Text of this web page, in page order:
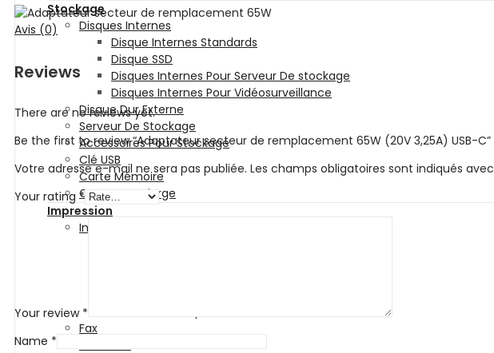
Stockage
Disques Internes
Disque Internes Standards
Disque SSD
Disques Internes Pour Serveur De stockage
Disques Internes Pour Vidéosurveillance
Disque Dur Externe
Serveur De Stockage
Accessoires Pour Stockage
Clé USB
Carte Mémoire
CD et DVD Vierge
Impression
Imprimantes
Fax
Avis (0)
Reviews
There are no reviews yet.
Be the first to review “Adaptateur secteur de remplacement 65W (20V 3,25A) USB-C”
Votre adresse e-mail ne sera pas publiée. Les champs obligatoires sont indiqués avec
Your rating *
Your review *
Name *